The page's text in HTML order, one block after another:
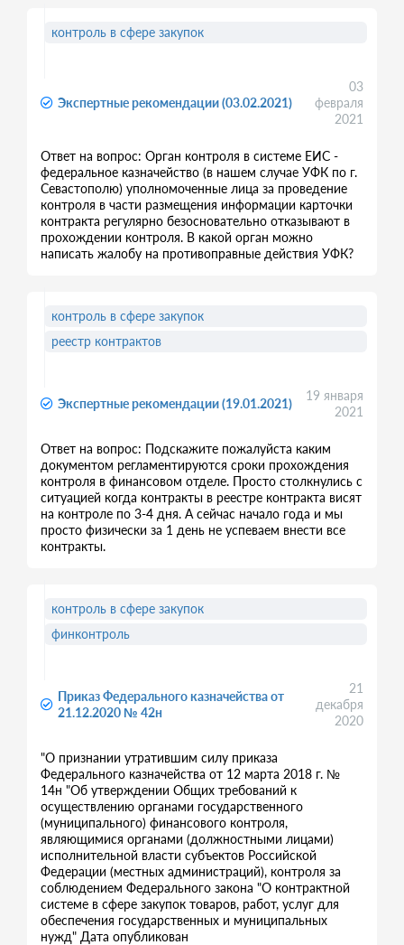
Экспертные рекомендации (03.02.2021)
03
февраля
2021
Ответ на вопрос: Орган контроля в системе ЕИС -
федеральное казначейство (в нашем случае УФК по г.
Севастополю) уполномоченные лица за проведение
контроля в части размещения информации карточки
контракта регулярно безосновательно отказывают в
прохождении контроля. В какой орган можно
написать жалобу на противоправные действия УФК?
контроль в сфере закупок
Экспертные рекомендации (19.01.2021)
19 января
2021
Ответ на вопрос: Подскажите пожалуйста каким
документом регламентируются сроки прохождения
контроля в финансовом отделе. Просто столкнулись с
ситуацией когда контракты в реестре контракта висят
на контроле по 3-4 дня. А сейчас начало года и мы
просто физически за 1 день не успеваем внести все
контракты.
контроль в сфере закупок
реестр контрактов
Приказ Федерального казначейства от
21.12.2020 № 42н
21
декабря
2020
"О признании утратившим силу приказа
Федерального казначейства от 12 марта 2018 г. №
14н "Об утверждении Общих требований к
осуществлению органами государственного
(муниципального) финансового контроля,
являющимися органами (должностными лицами)
исполнительной власти субъектов Российской
Федерации (местных администраций), контроля за
соблюдением Федерального закона "О контрактной
системе в сфере закупок товаров, работ, услуг для
обеспечения государственных и муниципальных
нужд" Дата опубликован
контроль в сфере закупок
финконтроль